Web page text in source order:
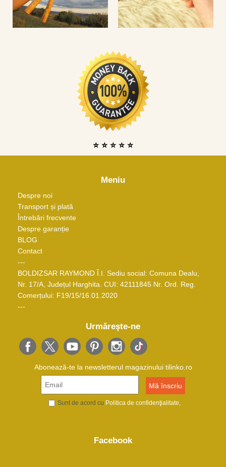
⭐ ⭐ ⭐ ⭐ ⭐
Meniu
Despre noi
Transport și plată
Întrebări frecvente
Despre garanție
BLOG
Contact
---
BOLDIZSAR RAYMOND Î.I. Sediu social: Comuna Dealu,
Nr. 17/A, Județul Harghita. CUI: 42111845 Nr. Ord. Reg.
Comerțului: F19/15/16.01.2020
---
Urmăreşte-ne
Abonează-te la newsletterul magazinului tilinko.ro
Sunt de acord cu Politica de confidenţialitate
Facebook